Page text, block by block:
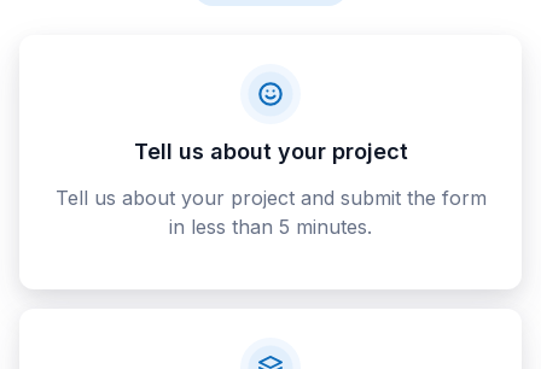
Tell us about your project
Tell us about your project and submit the form
in less than 5 minutes.